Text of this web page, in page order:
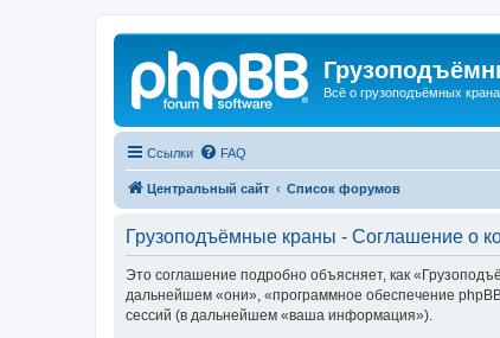
Всё о грузоподъёмных
Ссылки FAQ
Центральный сайт Список форумов
Грузоподъёмные краны - Соглашение о
Это соглашение подробно объясняет, как
дальнейшем «они», «программное обеспечение
сессий (в дальнейшем «ваша информация»).